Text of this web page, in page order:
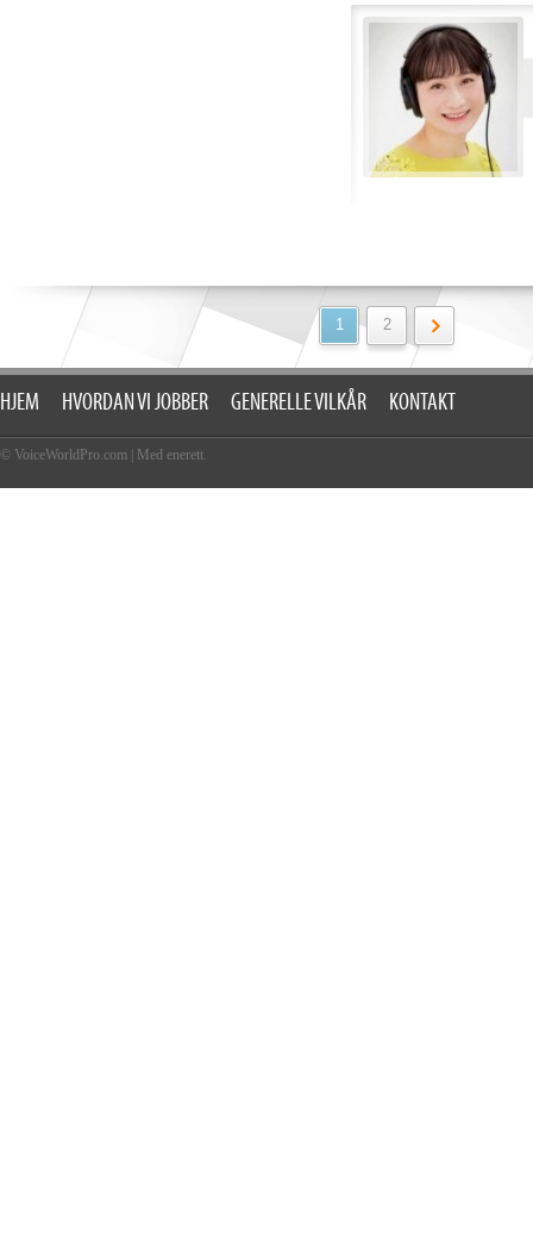
1 2
HJEM HVORDAN VI JOBBER GENERELLE VILKÅR KONTAKT
© VoiceWorldPro.com Med enerett.